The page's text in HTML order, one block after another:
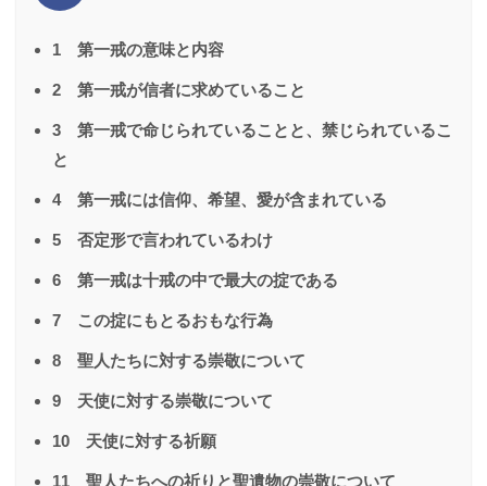
1 第一戒の意味と内容
2 第一戒が信者に求めていること
3 第一戒で命じられていることと、禁じられているこ
と
4 第一戒には信仰、希望、愛が含まれている
5 否定形で言われているわけ
6 第一戒は十戒の中で最大の掟である
7 この掟にもとるおもな行為
8 聖人たちに対する崇敬について
9 天使に対する崇敬について
10 天使に対する祈願
11 聖人たちへの祈りと聖遺物の崇敬について